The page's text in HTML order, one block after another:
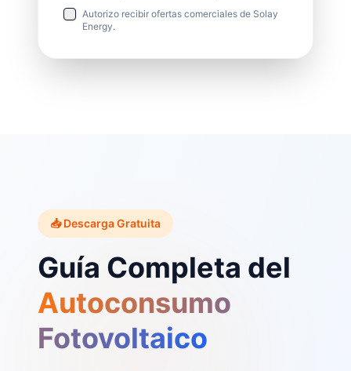
Autorizo recibir ofertas comerciales de Solay
Energy.
📥 Descarga Gratuita
Guía Completa del
Autoconsumo
Fotovoltaico